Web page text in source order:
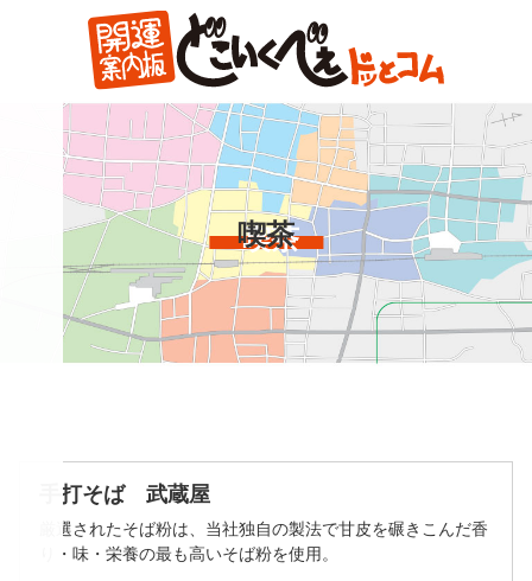
喫茶
手打そば 武蔵屋
厳選されたそば粉は、当社独自の製法で甘皮を碾きこんだ香
り・味・栄養の最も高いそば粉を使用。